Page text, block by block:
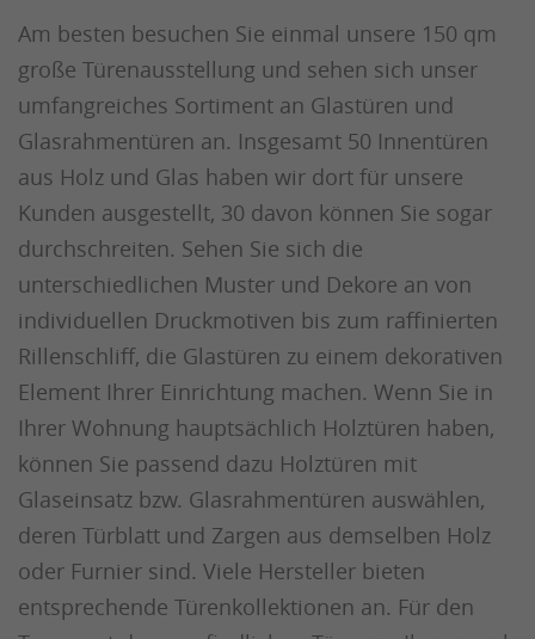
Am besten besuchen Sie einmal unsere 150 qm
große Türenausstellung und sehen sich unser
umfangreiches Sortiment an Glastüren und
Glasrahmentüren an. Insgesamt 50 Innentüren
aus Holz und Glas haben wir dort für unsere
Kunden ausgestellt, 30 davon können Sie sogar
durchschreiten. Sehen Sie sich die
unterschiedlichen Muster und Dekore an von
individuellen Druckmotiven bis zum raffinierten
Rillenschliff, die Glastüren zu einem dekorativen
Element Ihrer Einrichtung machen. Wenn Sie in
Ihrer Wohnung hauptsächlich Holztüren haben,
können Sie passend dazu Holztüren mit
Glaseinsatz bzw. Glasrahmentüren auswählen,
deren Türblatt und Zargen aus demselben Holz
oder Furnier sind. Viele Hersteller bieten
entsprechende Türenkollektionen an. Für den